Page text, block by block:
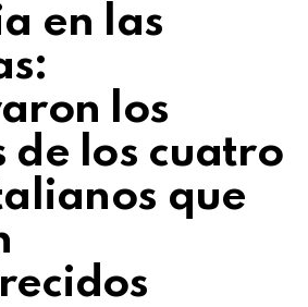
en las
los
de los cuatro
que